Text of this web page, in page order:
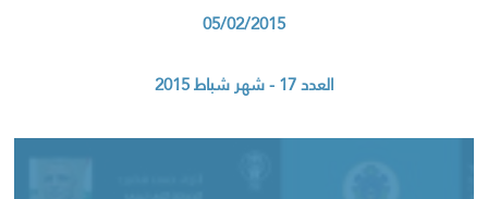
05/02/2015
العدد 17 - شهر شباط 2015